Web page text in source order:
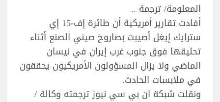
المعلومة/ ترجمة ..
أفادت تقارير أمريكية أن طائرة إف-15 إي
سترايك إيغل أصيبت بصاروخ صيني الصنع أثناء
تحليقها فوق جنوب غرب إيران في نيسان
الماضي ولا يزال المسؤولون الأمريكيون يحققون
في ملابسات الحادث.
ونقلت شبكة ان بي سي نيوز ترجمته وكالة /